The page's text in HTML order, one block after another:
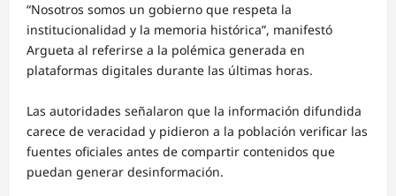
“Nosotros somos un gobierno que respeta la
institucionalidad y la memoria histórica”, manifestó
Argueta al referirse a la polémica generada en
plataformas digitales durante las últimas horas.
Las autoridades señalaron que la información difundida
carece de veracidad y pidieron a la población verificar las
fuentes oficiales antes de compartir contenidos que
puedan generar desinformación.